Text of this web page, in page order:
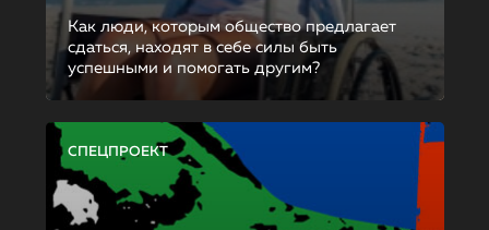
Как люди, которым общество предлагает
сдаться, находят в себе силы быть
успешными и помогать другим?
СПЕЦПРОЕКТ